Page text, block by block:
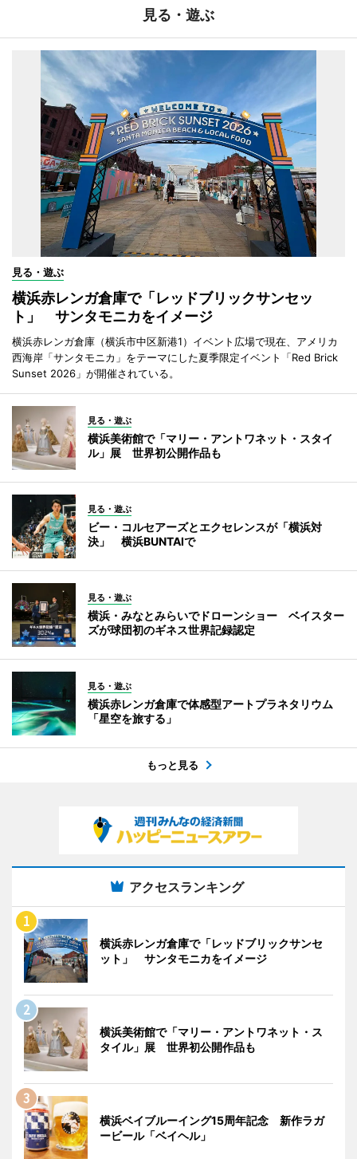
見る・遊ぶ
見る・遊ぶ
横浜赤レンガ倉庫で「レッドブリックサンセッ
ト」 サンタモニカをイメージ
横浜赤レンガ倉庫（横浜市中区新港1）イベント広場で現在、アメリカ
西海岸「サンタモニカ」をテーマにした夏季限定イベント「Red Brick
Sunset 2026」が開催されている。
見る・遊ぶ
横浜美術館で「マリー・アントワネット・スタイ
ル」展 世界初公開作品も
見る・遊ぶ
ビー・コルセアーズとエクセレンスが「横浜対
決」 横浜BUNTAIで
見る・遊ぶ
横浜・みなとみらいでドローンショー ベイスター
ズが球団初のギネス世界記録認定
見る・遊ぶ
横浜赤レンガ倉庫で体感型アートプラネタリウム
「星空を旅する」
もっと見る
アクセスランキング
横浜赤レンガ倉庫で「レッドブリックサンセ
ット」 サンタモニカをイメージ
横浜美術館で「マリー・アントワネット・ス
タイル」展 世界初公開作品も
横浜ベイブルーイング15周年記念 新作ラガ
ービール「ベイヘル」